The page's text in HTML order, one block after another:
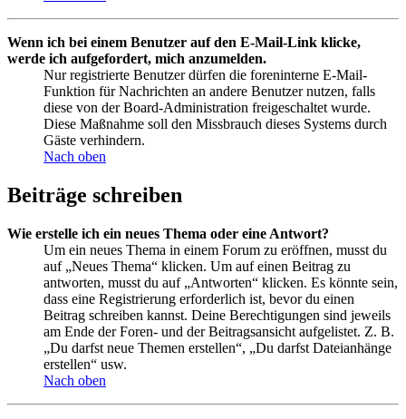
Wenn ich bei einem Benutzer auf den E-Mail-Link klicke,
werde ich aufgefordert, mich anzumelden.
Nur registrierte Benutzer dürfen die foreninterne E-Mail-
Funktion für Nachrichten an andere Benutzer nutzen, falls
diese von der Board-Administration freigeschaltet wurde.
Diese Maßnahme soll den Missbrauch dieses Systems durch
Gäste verhindern.
Nach oben
Beiträge schreiben
Wie erstelle ich ein neues Thema oder eine Antwort?
Um ein neues Thema in einem Forum zu eröffnen, musst du
auf „Neues Thema“ klicken. Um auf einen Beitrag zu
antworten, musst du auf „Antworten“ klicken. Es könnte sein,
dass eine Registrierung erforderlich ist, bevor du einen
Beitrag schreiben kannst. Deine Berechtigungen sind jeweils
am Ende der Foren- und der Beitragsansicht aufgelistet. Z. B.
„Du darfst neue Themen erstellen“, „Du darfst Dateianhänge
erstellen“ usw.
Nach oben